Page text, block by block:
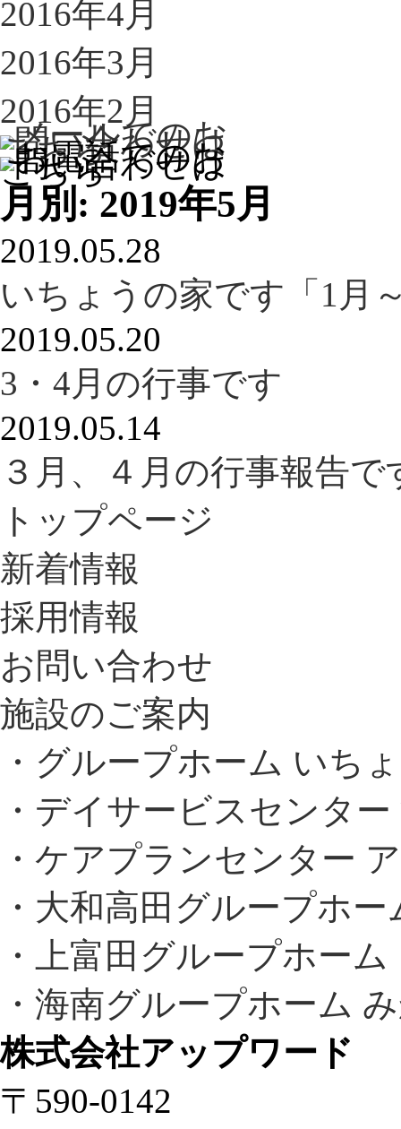
2016年4月
2016年3月
2016年2月
月別: 2019年5月
2019.05.28
いちょうの家です「1月
2019.05.20
3・4月の行事です
2019.05.14
３月、４月の行事報告
トップページ
新着情報
採用情報
お問い合わせ
施設のご案内
・グループホーム いち
・デイサービスセンタ
・ケアプランセンター
・大和高田グループホ
・上富田グループホー
・海南グループホーム
株式会社アップワード
〒590-0142